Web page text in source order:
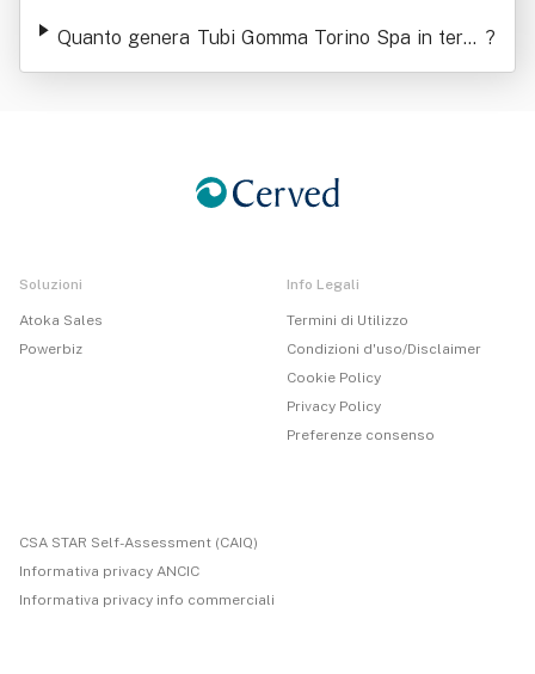
Quanto genera Tubi Gomma Torino Spa in termi
ni di ricavi
?
Soluzioni
Atoka Sales
Powerbiz
Info Legali
Termini di Utilizzo
Condizioni d'uso/Disclaimer
Cookie Policy
Privacy Policy
Preferenze consenso
CSA STAR Self-Assessment (CAIQ)
Informativa privacy ANCIC
Informativa privacy info commerciali